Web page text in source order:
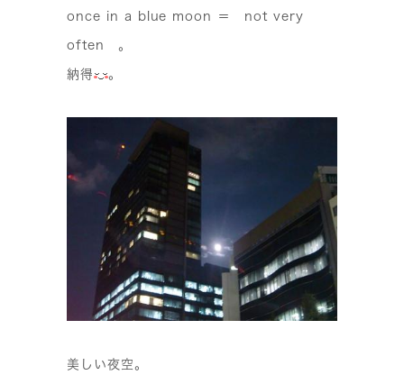
once in a blue moon ＝ not very
often 。
納得 。
美しい夜空。